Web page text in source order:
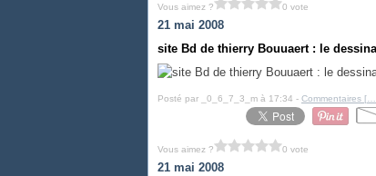
Vous aimez ? 0 vote
21 mai 2008
site Bd de thierry Bouuaert : le
Posté par _0_6_7_3_m à 17:34 - Commentaires [
Vous aimez ? 0 vote
21 mai 2008